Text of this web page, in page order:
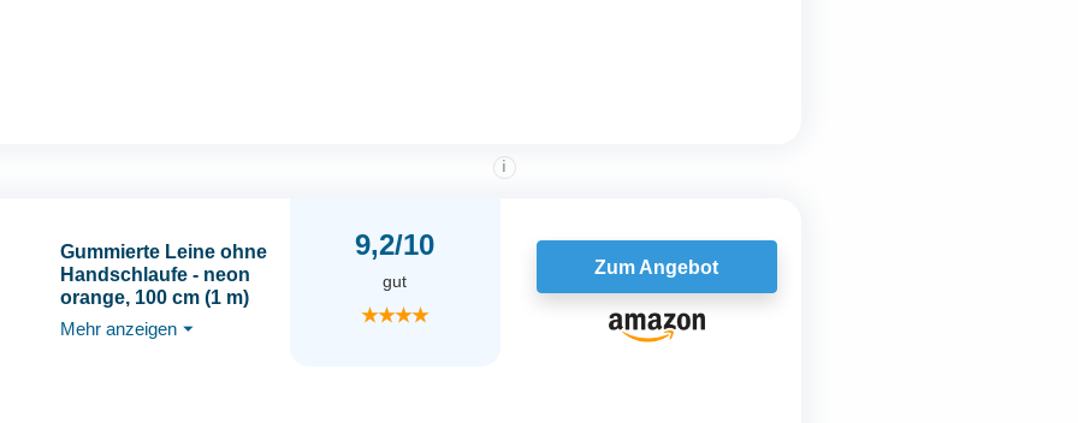
Gummierte Leine ohne
Handschlaufe - neon
orange, 100 cm (1 m)
Mehr anzeigen ⏷
9,2/10
i
gut
★★★★
Zum Angebot